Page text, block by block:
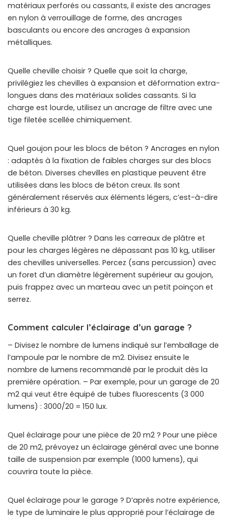
matériaux perforés ou cassants, il existe des ancrages
en nylon à verrouillage de forme, des ancrages
basculants ou encore des ancrages à expansion
métalliques.
Quelle cheville choisir ? Quelle que soit la charge,
privilégiez les chevilles à expansion et déformation extra-
longues dans des matériaux solides cassants. Si la
charge est lourde, utilisez un ancrage de filtre avec une
tige filetée scellée chimiquement.
Quel goujon pour les blocs de béton ? Ancrages en nylon
: adaptés à la fixation de faibles charges sur des blocs
de béton. Diverses chevilles en plastique peuvent être
utilisées dans les blocs de béton creux. Ils sont
généralement réservés aux éléments légers, c’est-à-dire
inférieurs à 30 kg.
Quelle cheville plâtrer ? Dans les carreaux de plâtre et
pour les charges légères ne dépassant pas 10 kg, utiliser
des chevilles universelles. Percez (sans percussion) avec
un foret d’un diamètre légèrement supérieur au goujon,
puis frappez avec un marteau avec un petit poinçon et
serrez.
Comment calculer l’éclairage d’un garage ?
– Divisez le nombre de lumens indiqué sur l’emballage de
l’ampoule par le nombre de m2. Divisez ensuite le
nombre de lumens recommandé par le produit dès la
première opération. – Par exemple, pour un garage de 20
m2 qui veut être équipé de tubes fluorescents (3 000
lumens) : 3000/20 = 150 lux.
Quel éclairage pour une pièce de 20 m2 ? Pour une pièce
de 20 m2, prévoyez un éclairage général avec une bonne
taille de suspension par exemple (1000 lumens), qui
couvrira toute la pièce.
Quel éclairage pour le garage ? D’après notre expérience,
le type de luminaire le plus approprié pour l’éclairage de